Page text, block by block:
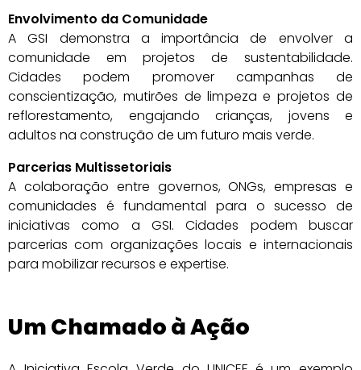
Envolvimento da Comunidade
A GSI demonstra a importância de envolver a
comunidade em projetos de sustentabilidade.
Cidades podem promover campanhas de
conscientização, mutirões de limpeza e projetos de
reflorestamento, engajando crianças, jovens e
adultos na construção de um futuro mais verde.
Parcerias Multissetoriais
A colaboração entre governos, ONGs, empresas e
comunidades é fundamental para o sucesso de
iniciativas como a GSI. Cidades podem buscar
parcerias com organizações locais e internacionais
para mobilizar recursos e expertise.
Um Chamado à Ação